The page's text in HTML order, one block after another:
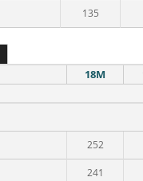
135
18M
252
241